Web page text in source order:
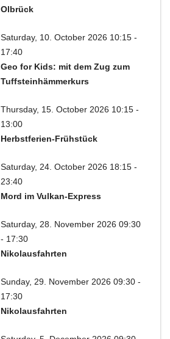
Olbrück
Saturday, 10. October 2026 10:15 -
17:40
Geo for Kids: mit dem Zug zum
Tuffsteinhämmerkurs
Thursday, 15. October 2026 10:15 -
13:00
Herbstferien-Frühstück
Saturday, 24. October 2026 18:15 -
23:40
Mord im Vulkan-Express
Saturday, 28. November 2026 09:30
- 17:30
Nikolausfahrten
Sunday, 29. November 2026 09:30 -
17:30
Nikolausfahrten